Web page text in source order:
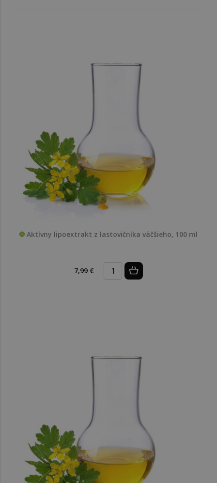
Aktívny lipoextrakt z lastovičníka väčšieho, 100 ml
7,99 €